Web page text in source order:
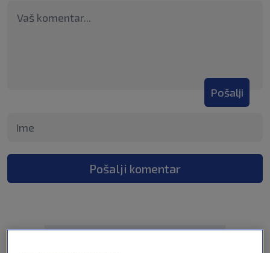
Pošalji
Pošalji komentar